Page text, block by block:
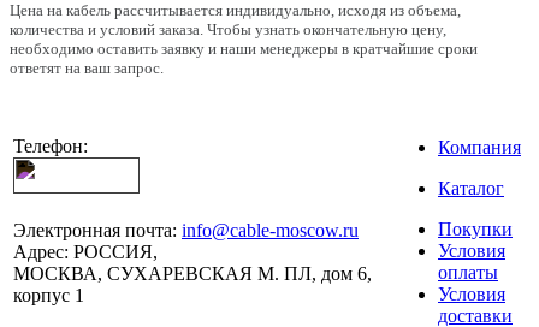
Цена на кабель рассчитывается индивидуально, исходя из объема,
количества и условий заказа. Чтобы узнать окончательную цену,
необходимо оставить заявку и наши менеджеры в кратчайшие сроки
ответят на ваш запрос.
Телефон:
Электронная почта: info@cable-moscow.ru
Адрес: РОССИЯ,
МОСКВА, СУХАРЕВСКАЯ М. ПЛ, дом 6,
корпус 1
Компания
Каталог
Покупки
Условия
оплаты
Условия
доставки